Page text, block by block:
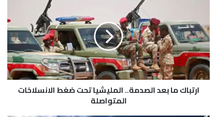
ب
ا
ك
م
ا
ب
ارتباك ما بعد الصدمة.. المليشيا تحت ضغط الانسلاخات
المتواصلة